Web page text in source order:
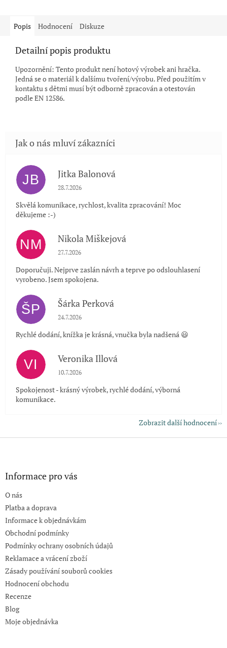
Popis Hodnocení Diskuze
Detailní popis produktu
Upozornění: Tento produkt není hotový výrobek ani hračka.
Jedná se o materiál k dalšímu tvoření/výrobu. Před použitím v
kontaktu s dětmi musí být odborně zpracován a otestován
podle EN 12586.
JB Jitka Balonová
Hodnocení obchodu je 5 z 5 hvězdiček.
28.7.2026
Skvělá komunikace, rychlost, kvalita zpracování! Moc
děkujeme :-)
NM Nikola Miškejová
Hodnocení obchodu je 5 z 5 hvězdiček.
27.7.2026
Doporučuji. Nejprve zaslán návrh a teprve po odslouhlasení
vyrobeno. Jsem spokojena.
ŠP Šárka Perková
Hodnocení obchodu je 5 z 5 hvězdiček.
24.7.2026
Rychlé dodání, knížka je krásná, vnučka byla nadšená 😃
VI Veronika Illová
Hodnocení obchodu je 5 z 5 hvězdiček.
10.7.2026
Spokojenost - krásný výrobek, rychlé dodání, výborná
komunikace.
Zobrazit další hodnocení
Z
Informace pro vás
O nás
Platba a doprava
Informace k objednávkám
Obchodní podmínky
Podmínky ochrany osobních údajů
Reklamace a vrácení zboží
Zásady používání souborů cookies
Hodnocení obchodu
Recenze
Blog
Moje objednávka